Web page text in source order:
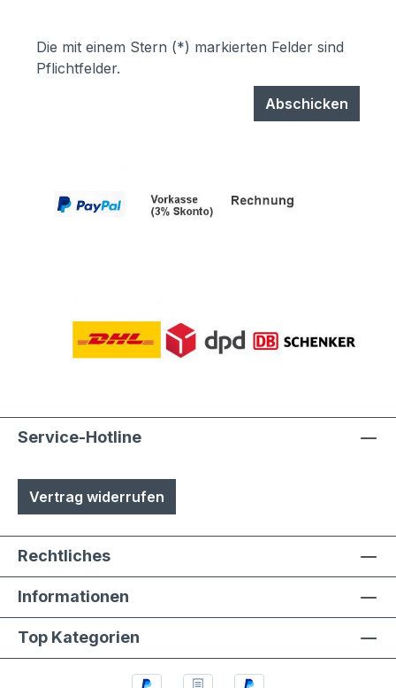
Die mit einem Stern (*) markierten Felder sind
Pflichtfelder.
Abschicken
Service-Hotline
Vertrag widerrufen
Rechtliches
Informationen
Top Kategorien